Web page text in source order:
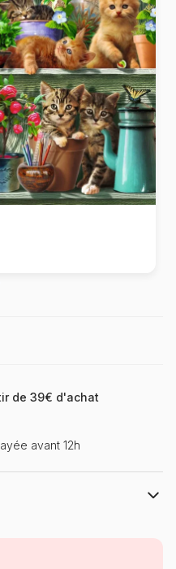
de 39€ d'achat
avant 12h